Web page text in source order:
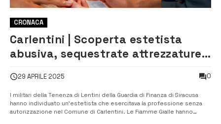
CRONACA
Carlentini | Scoperta estetista
abusiva, sequestrate attrezzature
29 APRILE 2025 0
I militari della Tenenza di Lentini della Guardia di Finanza di Siracusa
hanno individuato un’estetista che esercitava la professione senza
autorizzazione nel Comune di Carlentini. Le Fiamme Gialle hanno